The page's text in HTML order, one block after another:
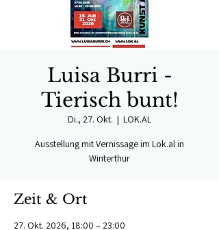
Luisa Burri -
Tierisch bunt!
Di., 27. Okt.
  |
LOK.AL
Ausstellung mit Vernissage im Lok.al in
Winterthur
Zeit & Ort
27. Okt. 2026, 18:00 – 23:00